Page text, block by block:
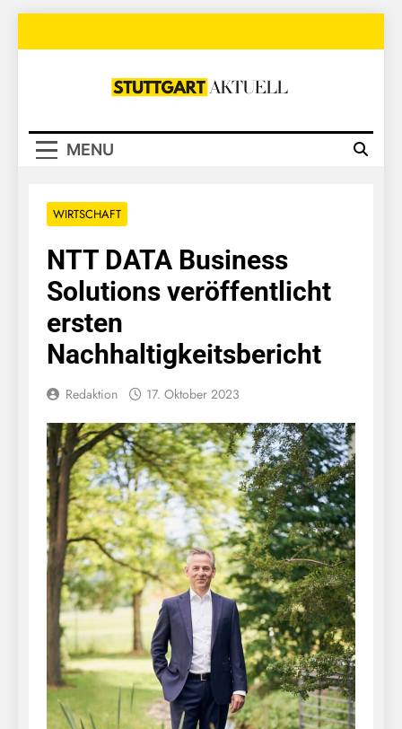
Stuttgart
MENU
WIRTSCHAFT
NTT DATA Business
Solutions veröffentlicht
ersten
Nachhaltigkeitsbericht
Redaktion 17. Oktober 2023